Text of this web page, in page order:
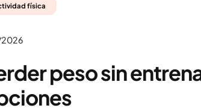
física
2026
peso sin